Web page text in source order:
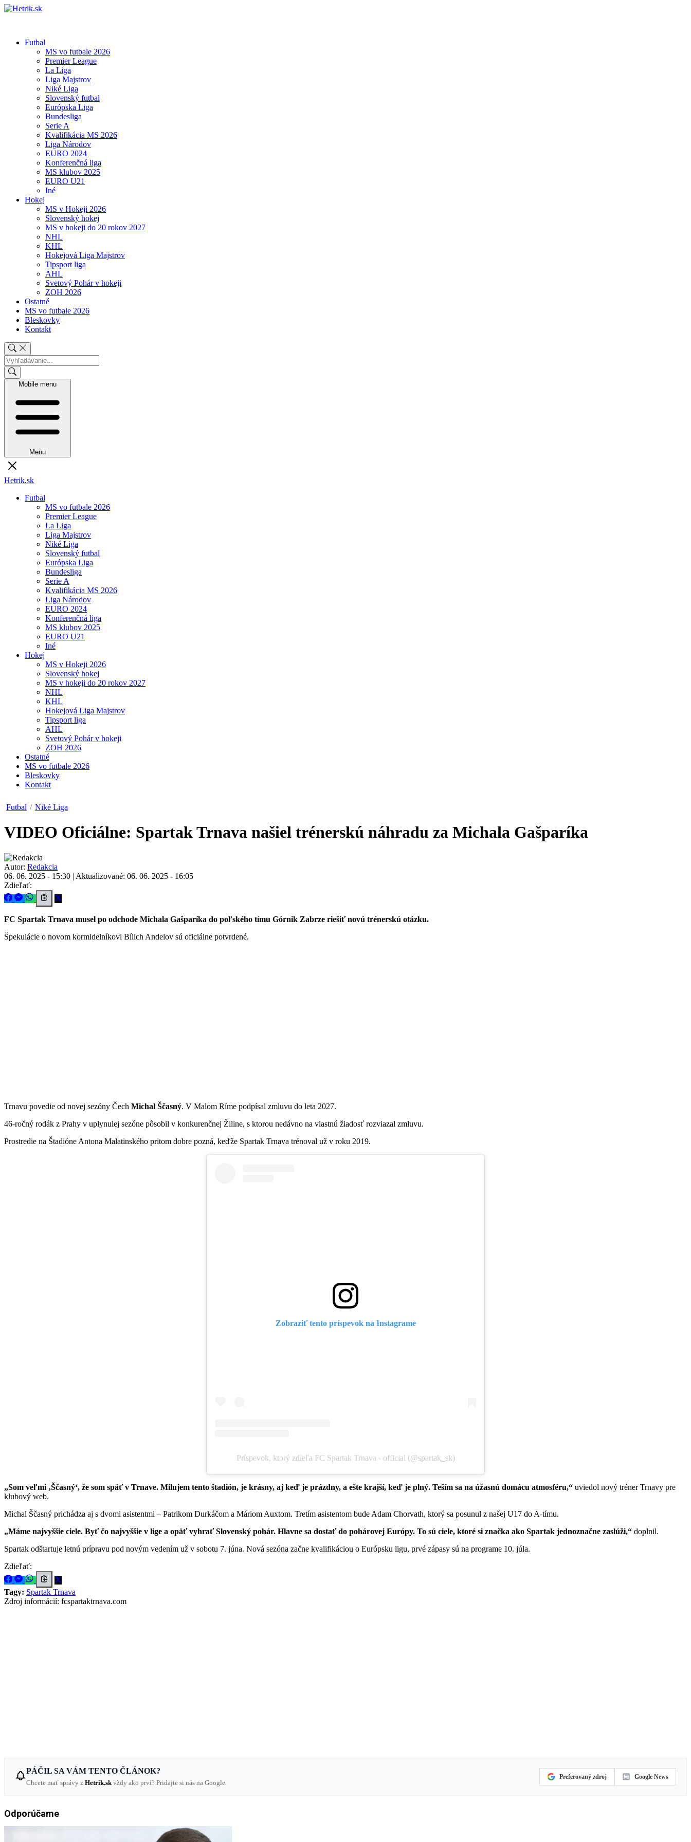
Futbal
MS vo futbale 2026
Premier League
La Liga
Liga Majstrov
Niké Liga
Slovenský futbal
Európska Liga
Bundesliga
Serie A
Kvalifikácia MS 2026
Liga Národov
EURO 2024
Konferenčná liga
MS klubov 2025
EURO U21
Iné
Hokej
MS v Hokeji 2026
Slovenský hokej
MS v hokeji do 20 rokov 2027
NHL
KHL
Hokejová Liga Majstrov
Tipsport liga
AHL
Svetový Pohár v hokeji
ZOH 2026
Ostatné
MS vo futbale 2026
Bleskovky
Kontakt
Mobile menu
Menu
Hetrik.sk
Futbal
MS vo futbale 2026
Premier League
La Liga
Liga Majstrov
Niké Liga
Slovenský futbal
Európska Liga
Bundesliga
Serie A
Kvalifikácia MS 2026
Liga Národov
EURO 2024
Konferenčná liga
MS klubov 2025
EURO U21
Iné
Hokej
MS v Hokeji 2026
Slovenský hokej
MS v hokeji do 20 rokov 2027
NHL
KHL
Hokejová Liga Majstrov
Tipsport liga
AHL
Svetový Pohár v hokeji
ZOH 2026
Ostatné
MS vo futbale 2026
Bleskovky
Kontakt
Futbal / Niké Liga
VIDEO Oficiálne: Spartak Trnava našiel trénerskú náhradu za Michala Gašparíka
Autor: Redakcia
06. 06. 2025 - 15:30 | Aktualizované: 06. 06. 2025 - 16:05
Zdieľať:
FC Spartak Trnava musel po odchode Michala Gašparíka do poľského tímu Górnik Zabrze riešiť novú trénerskú otázku.
Špekulácie o novom kormidelníkovi Bílich Andelov sú oficiálne potvrdené.
Trnavu povedie od novej sezóny Čech Michal Ščasný. V Malom Ríme podpísal zmluvu do leta 2027.
46-ročný rodák z Prahy v uplynulej sezóne pôsobil v konkurenčnej Žiline, s ktorou nedávno na vlastnú žiadosť rozviazal zmluvu.
Prostredie na Štadióne Antona Malatinského pritom dobre pozná, keďže Spartak Trnava trénoval už v roku 2019.
Zobraziť tento príspevok na Instagrame
Príspevok, ktorý zdieľa FC Spartak Trnava - official (@spartak_sk)
„Som veľmi ‚Ščasný‘, že som späť v Trnave. Milujem tento štadión, je krásny, aj keď je prázdny, a ešte krajší, keď je plný. Teším sa na úžasnú domácu atmosféru,“ uviedol nový tréner Trnavy pre
klubový web.
Michal Ščasný prichádza aj s dvomi asistentmi – Patrikom Durkáčom a Máriom Auxtom. Tretím asistentom bude Adam Chorvath, ktorý sa posunul z našej U17 do A-tímu.
„Máme najvyššie ciele. Byť čo najvyššie v lige a opäť vyhrať Slovenský pohár. Hlavne sa dostať do pohárovej Európy. To sú ciele, ktoré si značka ako Spartak jednoznačne zaslúži,“ doplnil.
Spartak odštartuje letnú prípravu pod novým vedením už v sobotu 7. júna. Nová sezóna začne kvalifikáciou o Európsku ligu, prvé zápasy sú na programe 10. júla.
Zdieľať:
Tagy: Spartak Trnava
Zdroj informácií: fcspartaktrnava.com
PÁČIL SA VÁM TENTO ČLÁNOK?
Chcete mať správy z Hetrik.skvždy ako prví? Pridajte si nás na Google.
Preferovaný zdroj Google News
Odporúčame